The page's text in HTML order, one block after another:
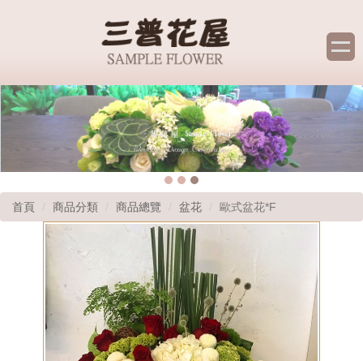
首頁 商品分類 商品總覽 盆花 歐式盆花*F